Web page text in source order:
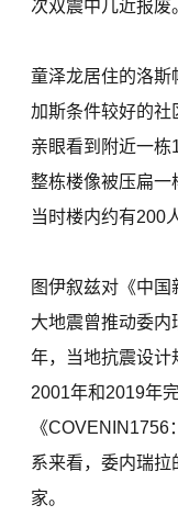
次双震中几近报废
童泽龙居住的洛斯
加斯条件较好的社
亲眼看到附近一栋
整栋楼像被压扁一
当时楼内约有200
图伊叙兹对《中
大地震曾推动委
年，当地抗震设计
2001年和2019年
《
系来看，委内瑞拉
家。